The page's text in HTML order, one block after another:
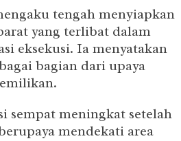
tengah menyiapkan
yang terlibat dalam
eksekusi. Ia menyatakan
bagian dari upaya
sempat meningkat setelah
mendekati area